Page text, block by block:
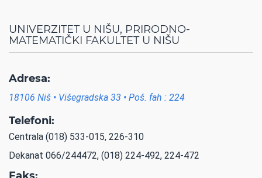
UNIVERZITET U NIŠU, PRIRODNO-
MATEMATIČKI FAKULTET U NIŠU
Adresa:
18106 Niš • Višegradska 33 • Poš. fah : 224
Telefoni:
Centrala (018) 533-015, 226-310
Dekanat 066/244472, (018) 224-492, 224-472